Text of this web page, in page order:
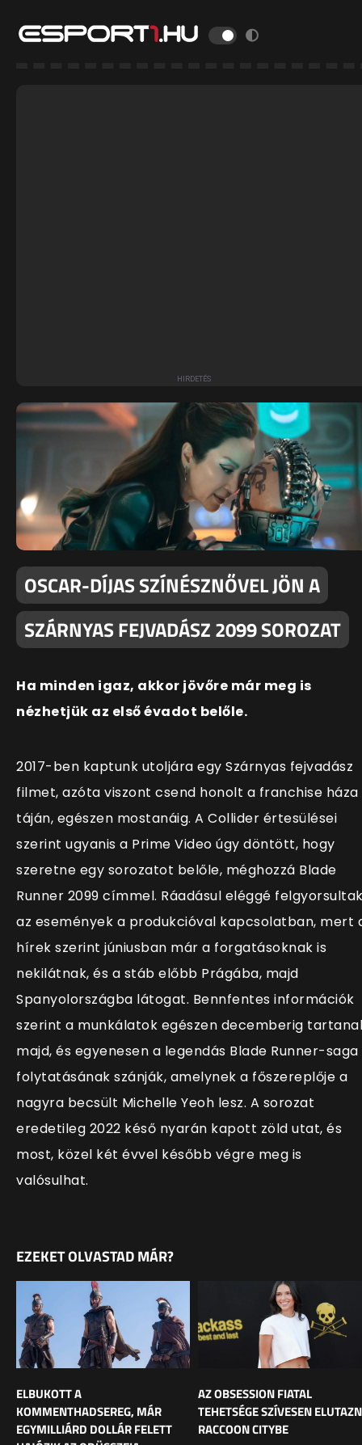
OSCAR-DÍJAS SZÍNÉSZNŐVEL JÖN A
SZÁRNYAS FEJVADÁSZ 2099 SOROZAT
Ha minden igaz, akkor jövőre már meg is
nézhetjük az első évadot belőle.
2017-ben kaptunk utoljára egy Szárnyas fejvadász
filmet, azóta viszont csend honolt a franchise háza
táján, egészen mostanáig. A Collider értesülései
szerint ugyanis a Prime Video úgy döntött, hogy
szeretne egy sorozatot belőle, méghozzá Blade
Runner 2099 címmel. Ráadásul eléggé
az események a produkcióval kapcsolatban, mert
hírek szerint júniusban már a forgatásoknak is
nekilátnak, és a stáb előbb Prágába, majd
Spanyolországba látogat. Bennfentes információk
szerint a munkálatok egészen decemberig
majd, és egyenesen a legendás Blade Runner-saga
folytatásának szánják, amelynek a főszereplője a
nagyra becsült Michelle Yeoh lesz. A sorozat
eredetileg 2022 késő nyarán kapott zöld utat, és
most, közel két évvel később végre meg is
valósulhat.
EZEKET OLVASTAD MÁR?
ELBUKOTT A
KOMMENTHADSEREG, MÁR
EGYMILLIÁRD DOLLÁR FELETT
AZ OBSESSION FIATAL
TEHETSÉGE SZÍVESEN
RACCOON CITYBE